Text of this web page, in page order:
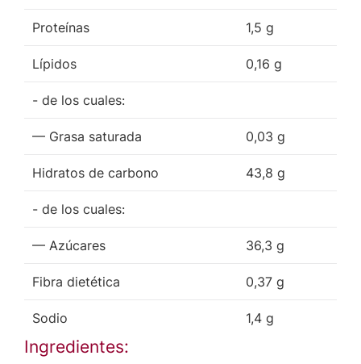
Proteínas 1,5 g
Lípidos 0,16 g
- de los cuales:
— Grasa saturada 0,03 g
Hidratos de carbono 43,8 g
- de los cuales:
— Azúcares 36,3 g
Fibra dietética 0,37 g
Sodio 1,4 g
Ingredientes: